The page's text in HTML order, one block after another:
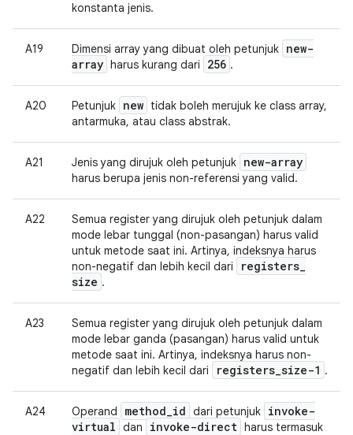
konstanta jenis.
A19 Dimensi array yang dibuat oleh petunjuk new-
array harus kurang dari 256 .
A20 Petunjuk new tidak boleh merujuk ke class array,
antarmuka, atau class abstrak.
A21 Jenis yang dirujuk oleh petunjuk new-array
harus berupa jenis non-referensi yang valid.
A22
Semua register yang dirujuk oleh petunjuk dalam
mode lebar tunggal (non-pasangan) harus valid
untuk metode saat ini. Artinya, indeksnya harus
non-negatif dan lebih kecil dari
registers_
size .
A23
Semua register yang dirujuk oleh petunjuk dalam
mode lebar ganda (pasangan) harus valid untuk
metode saat ini. Artinya, indeksnya harus non-
negatif dan lebih kecil dari
registers_size-1 .
A24 Operand method_id dari petunjuk invoke-
virtual dan invoke-direct harus termasuk